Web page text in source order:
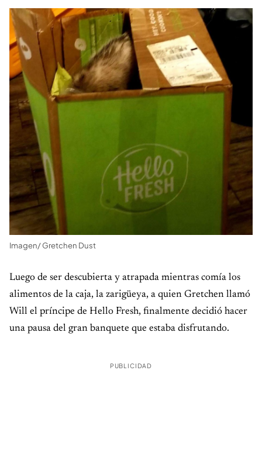
Imagen/ Gretchen Dust
Luego de ser descubierta y atrapada mientras comía los
alimentos de la caja, la zarigüeya, a quien Gretchen llamó
Will el príncipe de Hello Fresh, finalmente decidió hacer
una pausa del gran banquete que estaba disfrutando.
PUBLICIDAD